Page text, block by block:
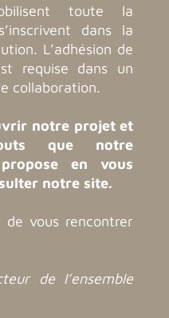
toute la
dans la
L’adhésion de
requise dans un
collaboration.
notre projet et
que notre
en vous
notre site.
de vous rencontrer
de l’ensemble